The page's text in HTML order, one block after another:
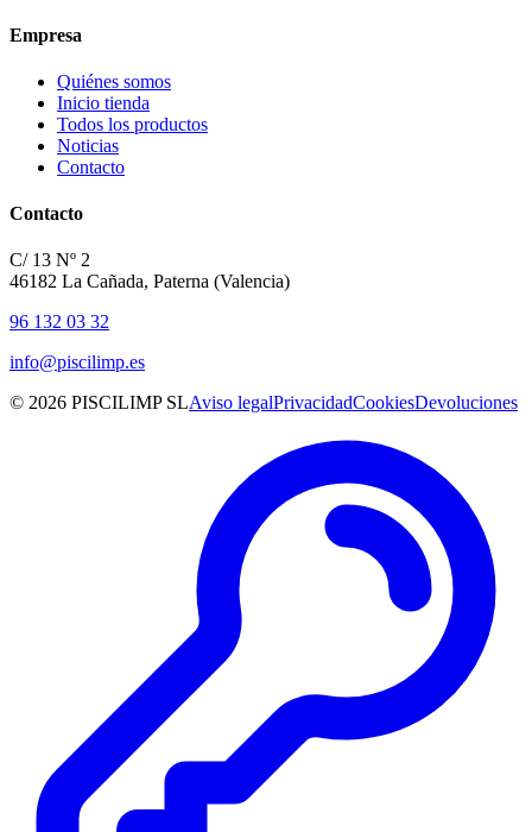
Empresa
Quiénes somos
Inicio tienda
Todos los productos
Noticias
Contacto
Contacto
C/ 13 Nº 2
46182 La Cañada, Paterna (Valencia)
96 132 03 32
info@piscilimp.es
© 2026 PISCILIMP SLAviso legalPrivacidadCookiesDevoluciones